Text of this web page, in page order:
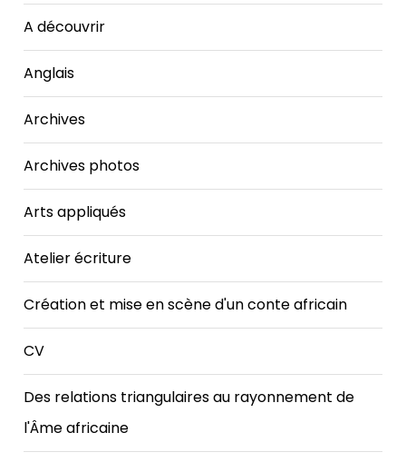
A découvrir
Anglais
Archives
Archives photos
Arts appliqués
Atelier écriture
Création et mise en scène d'un conte africain
CV
Des relations triangulaires au rayonnement de
l'Âme africaine